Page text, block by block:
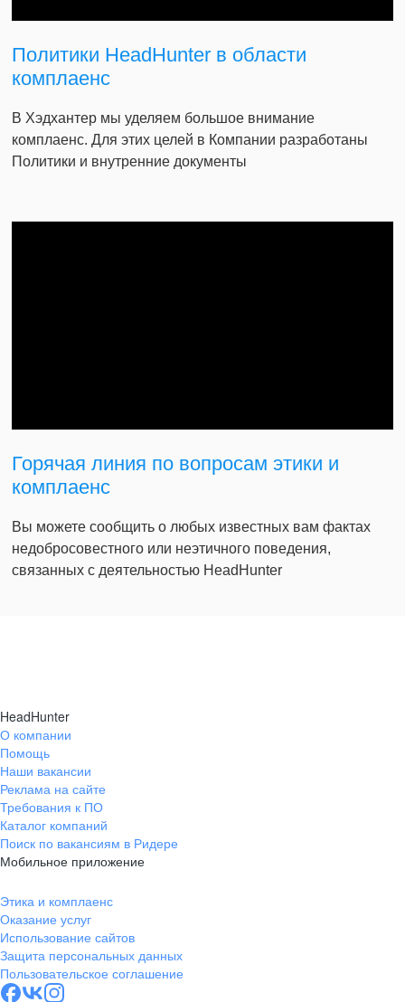
Политики HeadHunter в области
комплаенс
В Хэдхантер мы уделяем большое внимание
комплаенс. Для этих целей в Компании разработаны
Политики и внутренние документы
Горячая линия по вопросам этики и
комплаенс
Вы можете сообщить о любых известных вам фактах
недобросовестного или неэтичного поведения,
связанных с деятельностью HeadHunter
HeadHunter
О компании
Помощь
Наши вакансии
Реклама на сайте
Требования к ПО
Каталог компаний
Поиск по вакансиям в Ридере
Мобильное приложение
Этика и комплаенс
Оказание услуг
Использование сайтов
Защита персональных данных
Пользовательское соглашение